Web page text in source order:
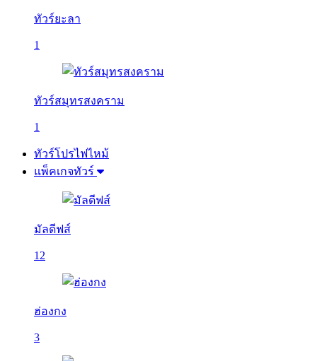
ทัวร์ยะลา
1
ทัวร์สมุทรสงคราม
1
ทัวร์โปรไฟไหม้
แพ็คเกจทัวร์
มัลดีฟส์
12
ฮ่องกง
3